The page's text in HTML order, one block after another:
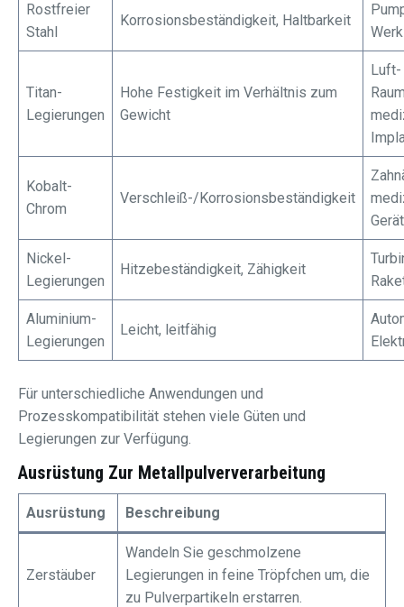
Rostfreier
Stahl
Korrosionsbeständigkeit, Haltbarkeit
Titan-
Legierungen
Hohe Festigkeit im Verhältnis zum
Gewicht
Luft-
Kobalt-
Chrom
Verschleiß-/Korrosionsbeständigkeit
Nickel-
Legierungen
Hitzebeständigkeit, Zähigkeit
Aluminium-
Legierungen
Leicht, leitfähig
Für unterschiedliche Anwendungen und
Prozesskompatibilität stehen viele Güten und
Legierungen zur Verfügung.
Ausrüstung Zur Metallpulververarbeitung
Ausrüstung Beschreibung
Zerstäuber
Wandeln Sie geschmolzene
Legierungen in feine Tröpfchen um, die
zu Pulverpartikeln erstarren.